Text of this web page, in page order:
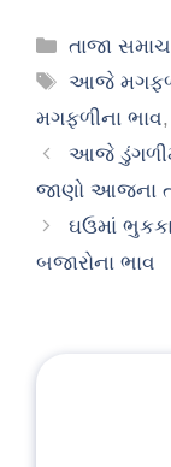
Categories
તાજા
Tags
આજે
મગફળીના ભાવ,
આજે
જાણો આજના
ઘઉમાં
બજારોના ભાવ